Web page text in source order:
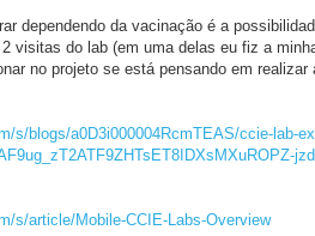
dependendo da vacinação é a
visitas do lab (em uma delas eu fiz a
no projeto se está pensando em realizar
s/blogs/a0D3i000004RcmTEAS/ccie-lab-
s/article/Mobile-CCIE-Labs-Overview